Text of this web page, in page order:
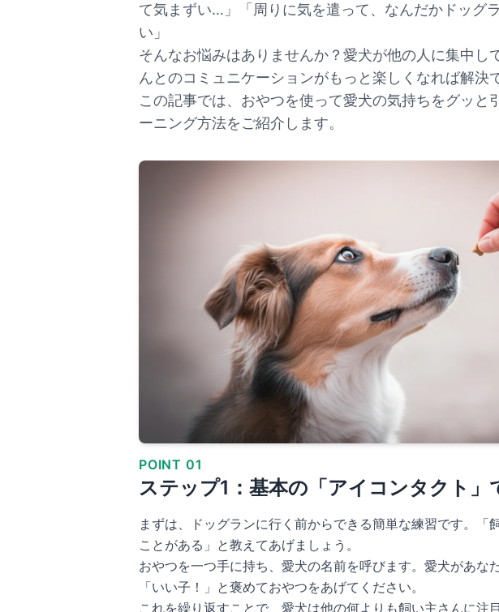
て気まずい…」「周りに気を遣って、なんだかドッグ
い」
そんなお悩みはありませんか？愛犬が他の人に集中し
んとのコミュニケーションがもっと楽しくなれば解決
この記事では、おやつを使って愛犬の気持ちをグッと
ーニング方法をご紹介します。
POINT 01
ステップ1：基本の「アイコンタクト」
まずは、ドッグランに行く前からできる簡単な練習です。「
ことがある」と教えてあげましょう。
おやつを一つ手に持ち、愛犬の名前を呼びます。愛犬があな
「いい子！」と褒めておやつをあげてください。
これを繰り返すことで、愛犬は他の何よりも飼い主さんに注